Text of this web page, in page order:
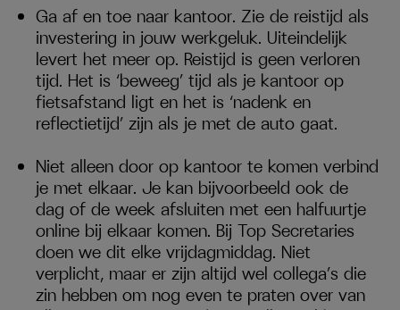
Ga af en toe naar kantoor. Zie de reistijd als
investering in jouw werkgeluk. Uiteindelijk
levert het meer op. Reistijd is geen verloren
tijd. Het is ‘beweeg’ tijd als je kantoor op
fietsafstand ligt en het is ‘nadenk en
reflectietijd’ zijn als je met de auto gaat.
Niet alleen door op kantoor te komen verbind
je met elkaar. Je kan bijvoorbeeld ook de
dag of de week afsluiten met een halfuurtje
online bij elkaar komen. Bij Top Secretaries
doen we dit elke vrijdagmiddag. Niet
verplicht, maar er zijn altijd wel collega’s die
zin hebben om nog even te praten over van